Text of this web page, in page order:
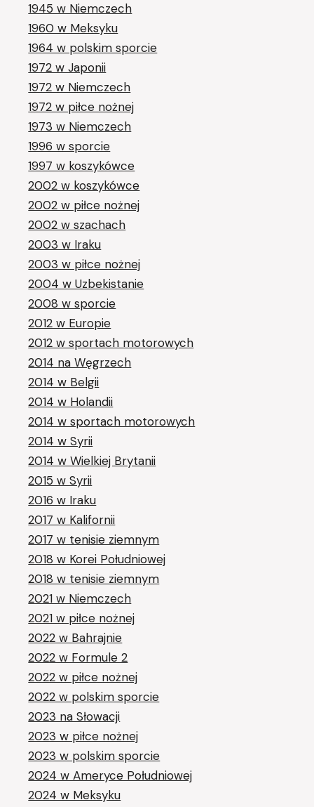
1945 w Niemczech
1960 w Meksyku
1964 w polskim sporcie
1972 w Japonii
1972 w Niemczech
1972 w piłce nożnej
1973 w Niemczech
1996 w sporcie
1997 w koszykówce
2002 w koszykówce
2002 w piłce nożnej
2002 w szachach
2003 w Iraku
2003 w piłce nożnej
2004 w Uzbekistanie
2008 w sporcie
2012 w Europie
2012 w sportach motorowych
2014 na Węgrzech
2014 w Belgii
2014 w Holandii
2014 w sportach motorowych
2014 w Syrii
2014 w Wielkiej Brytanii
2015 w Syrii
2016 w Iraku
2017 w Kalifornii
2017 w tenisie ziemnym
2018 w Korei Południowej
2018 w tenisie ziemnym
2021 w Niemczech
2021 w piłce nożnej
2022 w Bahrajnie
2022 w Formule 2
2022 w piłce nożnej
2022 w polskim sporcie
2023 na Słowacji
2023 w piłce nożnej
2023 w polskim sporcie
2024 w Ameryce Południowej
2024 w Meksyku